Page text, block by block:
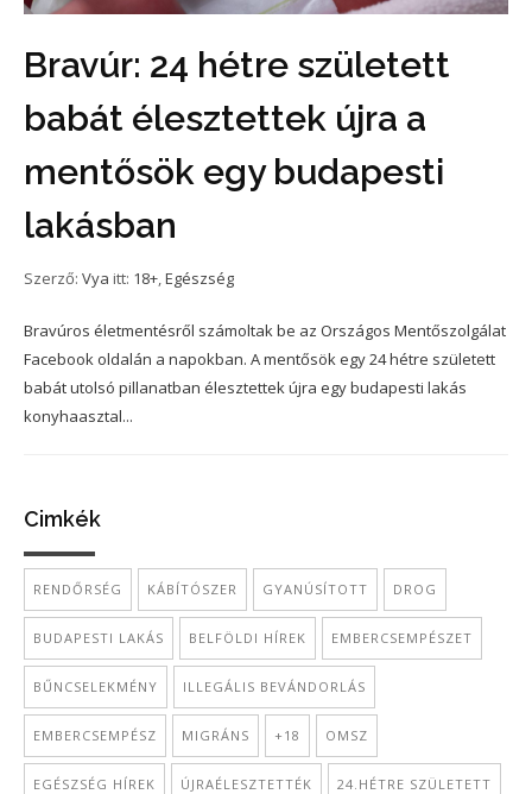
Bravúr: 24 hétre született
babát élesztettek újra a
mentősök egy budapesti
lakásban
Szerző: Vya itt: 18+ Egészség
Bravúros életmentésről számoltak be az Országos Mentőszolgálat
Facebook oldalán a napokban. A mentősök egy 24 hétre született
babát utolsó pillanatban élesztettek újra egy budapesti lakás
konyhaasztal...
Cimkék
RENDŐRSÉG KÁBÍTÓSZER GYANÚSÍTOTT DROG
BUDAPESTI LAKÁS BELFÖLDI HÍREK EMBERCSEMPÉSZET
BŰNCSELEKMÉNY ILLEGÁLIS BEVÁNDORLÁS
EMBERCSEMPÉSZ MIGRÁNS +18 OMSZ
EGÉSZSÉG HÍREK ÚJRAÉLESZTETTÉK 24.HÉTRE SZÜLETETT